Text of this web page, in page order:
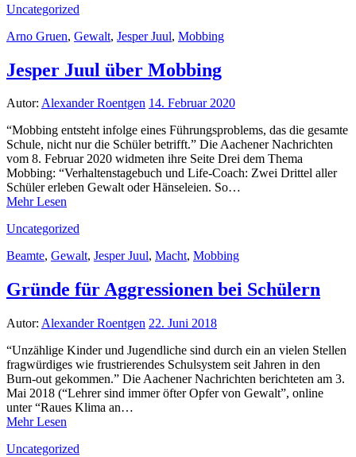
Uncategorized
Arno Gruen, Gewalt, Jesper Juul, Mobbing
Jesper Juul über Mobbing
Autor: Alexander Roentgen 14. Februar 2020
“Mobbing entsteht infolge eines Führungsproblems, das die gesamte
Schule, nicht nur die Schüler betrifft.” Die Aachener Nachrichten
vom 8. Februar 2020 widmeten ihre Seite Drei dem Thema
Mobbing: “Verhaltenstagebuch und Life-Coach: Zwei Drittel aller
Schüler erleben Gewalt oder Hänseleien. So…
Mehr Lesen
Uncategorized
Beamte, Gewalt, Jesper Juul, Macht, Mobbing
Gründe für Aggressionen bei Schülern
Autor: Alexander Roentgen 22. Juni 2018
“Unzählige Kinder und Jugendliche sind durch ein an vielen Stellen
fragwürdiges wie frustrierendes Schulsystem seit Jahren in den
Burn-out gekommen.” Die Aachener Nachrichten berichteten am 3.
Mai 2018 (“Lehrer sind immer öfter Opfer von Gewalt”, online
unter “Raues Klima an…
Mehr Lesen
Uncategorized